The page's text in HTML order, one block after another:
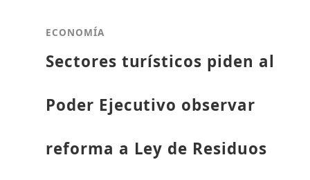
ECONOMÍA
Sectores turísticos piden al
Poder Ejecutivo observar
reforma a Ley de Residuos